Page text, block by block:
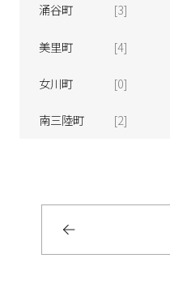
涌谷町 [3]
美里町 [4]
女川町 [0]
南三陸町 [2]